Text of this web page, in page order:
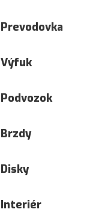
Prevodovka
Výfuk
Podvozok
Brzdy
Disky
Interiér